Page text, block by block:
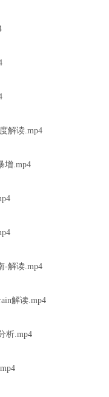
解读.mp4
增.mp4
-解读.mp4
解读.mp4
析.mp4